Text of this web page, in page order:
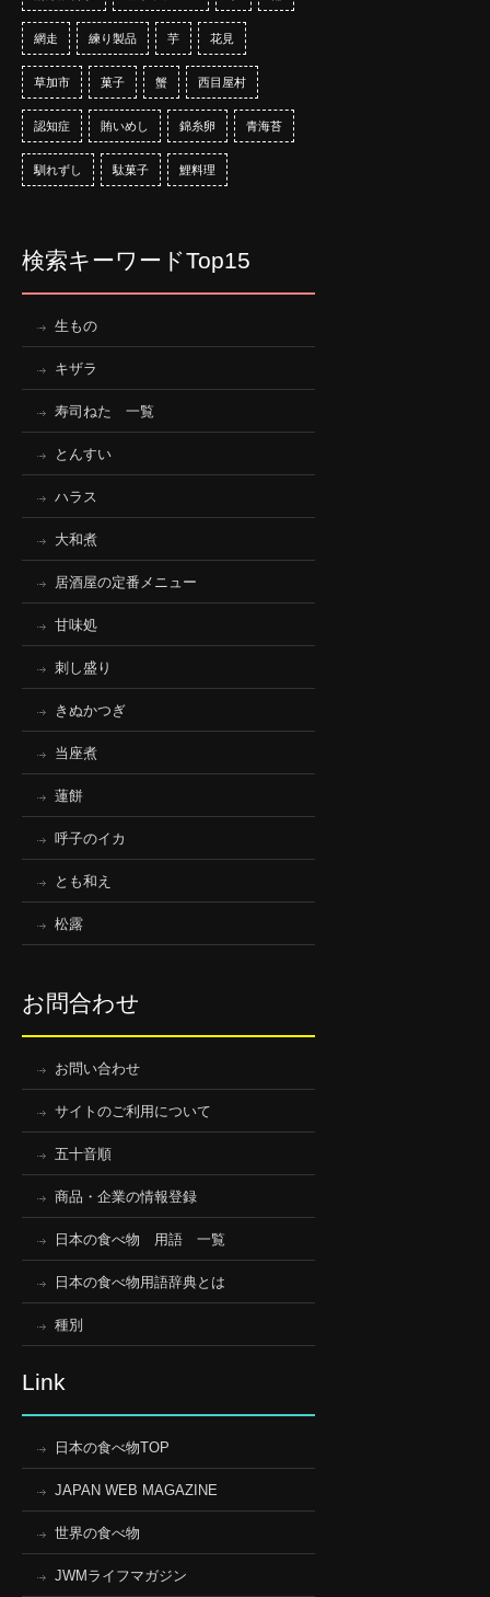
網走 練り製品 芋 花見
草加市 菓子 蟹 西目屋村
認知症 賄いめし 錦糸卵 青海苔
馴れずし 駄菓子 鯉料理
検索キーワードTop15
生もの
キザラ
寿司ねた 一覧
とんすい
ハラス
大和煮
居酒屋の定番メニュー
甘味処
刺し盛り
きぬかつぎ
当座煮
蓮餅
呼子のイカ
とも和え
松露
お問合わせ
お問い合わせ
サイトのご利用について
五十音順
商品・企業の情報登録
日本の食べ物 用語 一覧
日本の食べ物用語辞典とは
種別
Link
日本の食べ物TOP
JAPAN WEB MAGAZINE
世界の食べ物
JWMライフマガジン